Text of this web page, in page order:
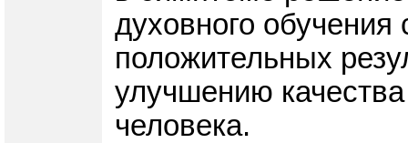
духовного
положительных
улучшению
человека.